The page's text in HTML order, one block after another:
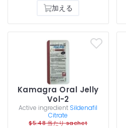
加える
Kamagra Oral Jelly
Vol-2
Active ingredient Sildenafil
Citrate
$5.48 当たり sachet